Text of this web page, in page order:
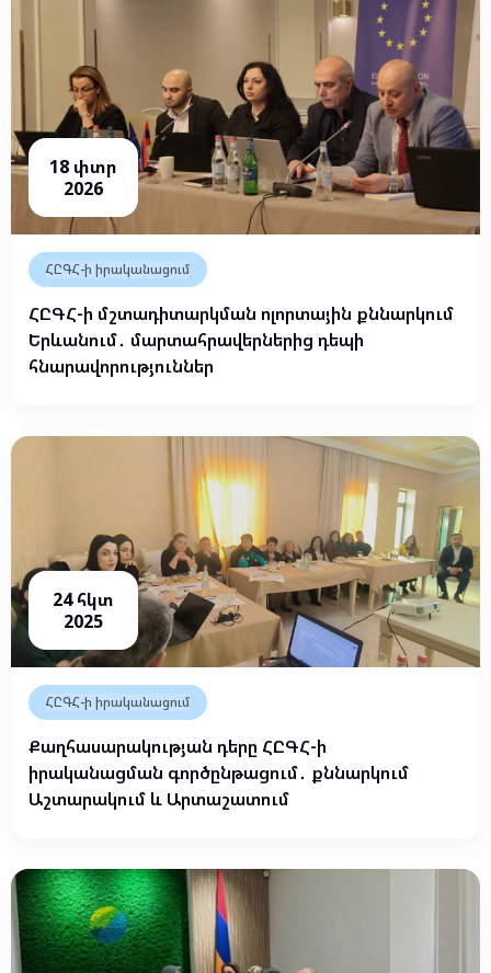
18 փտր
2026
ՀԸԳՀ-ի իրականացում
ՀԸԳՀ-ի մշտադիտարկման ոլորտային քննարկում
Երևանում․ մարտահրավերներից դեպի
հնարավորություններ
24 հկտ
2025
ՀԸԳՀ-ի իրականացում
Քաղհասարակության դերը ՀԸԳՀ-ի
իրականացման գործընթացում․ քննարկում
Աշտարակում և Արտաշատում